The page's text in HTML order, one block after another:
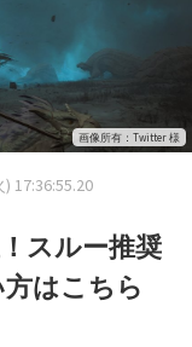
画像所有：Twitter 様
17:36:55.20
スルー推奨
はこちら